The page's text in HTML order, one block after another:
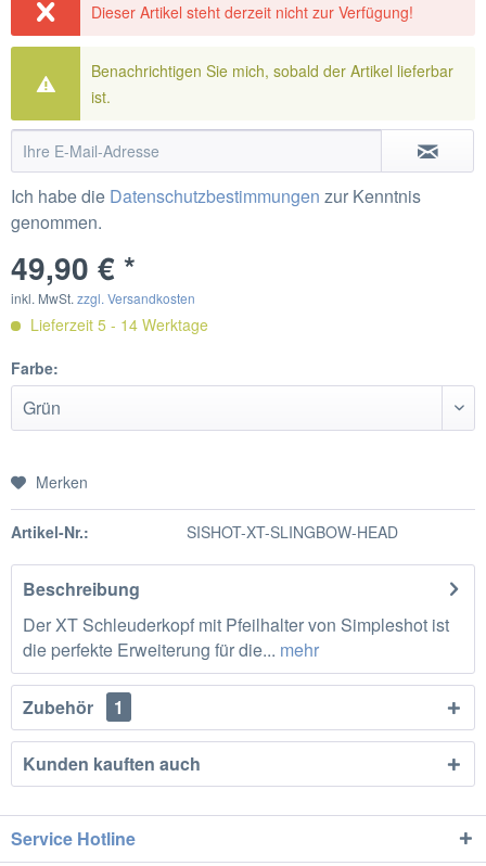
Dieser Artikel steht derzeit nicht zur Verfügung!
Benachrichtigen Sie mich, sobald der Artikel lieferbar
ist.
Ich habe die Datenschutzbestimmungen zur Kenntnis
genommen.
49,90 € *
inkl. MwSt. zzgl. Versandkosten
Lieferzeit 5 - 14 Werktage
Farbe:
Merken
Artikel-Nr.: SISHOT-XT-SLINGBOW-HEAD
Beschreibung
Der XT Schleuderkopf mit Pfeilhalter von Simpleshot ist
die perfekte Erweiterung für die... mehr
Zubehör 1
Kunden kauften auch
Service Hotline